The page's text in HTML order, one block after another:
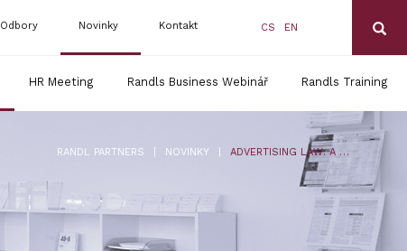
CS EN
Odbory Novinky Kontakt
HR Meeting Randls Business Webinář Randls Training
RANDL PARTNERS NOVINKY ADVERTISING LAW: A GLOBAL LEGAL PERSPECTIVE – TŘETÍ EDICE GLOBÁLNÍHO PRŮVODCE REKLAMNÍM PRÁVEM